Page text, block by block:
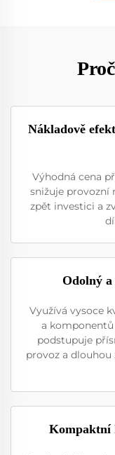
Nákladově
Výhodná cena
snižuje provozní
zpět investici a
Odolný
Využívá vysoce
a
podstupuje
provoz a dlouhou
Kompaktní